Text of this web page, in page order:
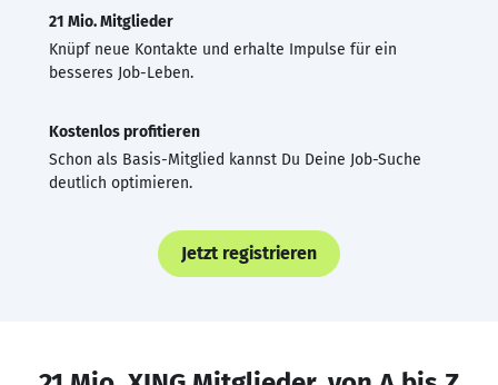
21 Mio. Mitglieder
Knüpf neue Kontakte und erhalte Impulse für ein
besseres Job-Leben.
Kostenlos profitieren
Schon als Basis-Mitglied kannst Du Deine Job-Suche
deutlich optimieren.
Jetzt registrieren